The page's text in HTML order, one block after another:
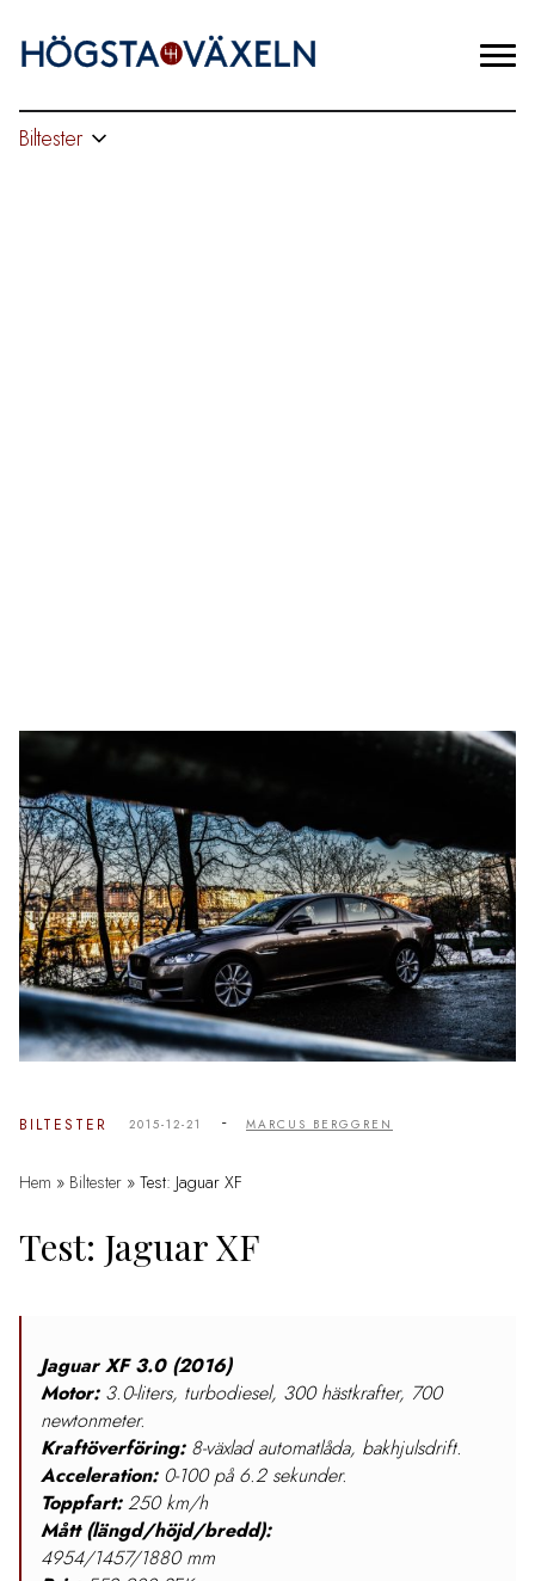
Biltester
BILTESTER 2015-12-21 - MARCUS BERGGREN
Hem » Biltester » Test: Jaguar XF
Test: Jaguar XF
Jaguar XF 3.0 (2016)
Motor:3.0-liters, turbodiesel, 300 hästkrafter, 700
newtonmeter.
Kraftöverföring: 8-växlad automatlåda, bakhjulsdrift.
Acceleration: 0-100 på 6.2 sekunder.
Toppfart:250 km/h
Mått (längd/höjd/bredd):
4954/1457/1880 mm